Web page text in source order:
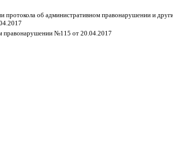
протокола об административном правонарушении и
правонарушении №115 от 20.04.2017